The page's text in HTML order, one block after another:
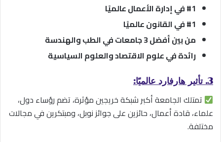
#1 في إدارة الأعمال عالميًا
#1 في القانون عالميًا
من بين أفضل 3 جامعات في الطب والهندسة
رائدة في علوم الاقتصاد والعلوم السياسية
3. تأثير هارفارد عالميًا:
تمتلك الجامعة أكبر شبكة خريجين مؤثرة، تضم رؤساء دول،
علماء، قادة أعمال، حائزين على جوائز نوبل، ومبتكرين في مجالات
مختلفة.